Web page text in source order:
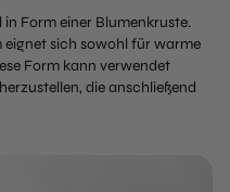
Form einer Blumenkruste.
eignet sich sowohl für warme
Form kann verwendet
die anschließend